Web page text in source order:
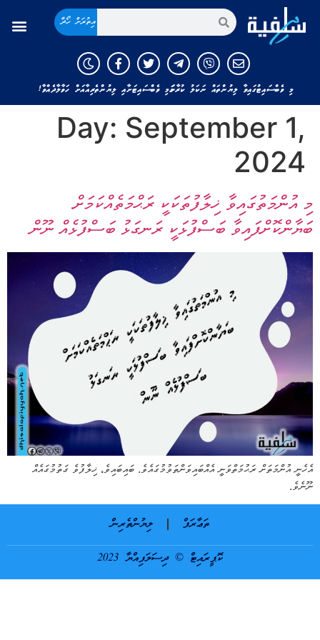
އިތުރަށް ހޯދާ
މި ވެބްސައިޓުގައިވާ ލިޔުންތައް ނަކަލު ކުރާނަމަ މި ވެބްސައިޓަށާއި ލިޔުންތެރިއާއަށް ހަވާލާދެއްވާ!
Day: September 1,
2024
މި އުންމަތުގައިވާ ޚިލާފުތަކަކީ ރަޙްމަތެއްކަމަށް
ބަޔާންކޮށްފައިވާ ބަސްފުޅަކީ ރަނގަޅު ބަސްފުޅެއް ނޫން
އެހެނީ އުންމަތަށް ރަޙުމަތްވަނީ އެއްބައިވަންތަވުމުގައެވެ. ބައިބައިވެ، ޚިލާފުވެ ގަތުމުގައެއް
ނޫނެވެ.
ތަޢާރަފް
ލިޔުންތެރިން
ކޮޕީރައިޓް © ދިސަލަފިއްޔާ 2023